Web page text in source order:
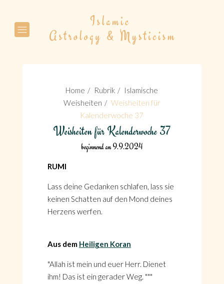
Home Rubrik
Islamische
Weisheiten
Weisheiten für
Kalenderwoche 37
Weisheiten für Kalenderwoche 37
beginnend am 9.9.2024
RUMI
Lass deine Gedanken schlafen, lass sie
keinen Schatten auf den Mond deines
Herzens werfen.
Aus dem Heiligen Koran
"Allah ist mein und euer Herr. Dienet
ihm! Das ist ein gerader Weg. """